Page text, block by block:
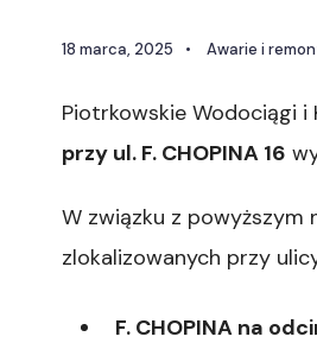
18 marca, 2025 • Awarie i
Piotrkowskie Wodociągi i
przy ul. F. CHOPINA 16
W związku z
zlokalizowanych przy
F. CHOPINA na